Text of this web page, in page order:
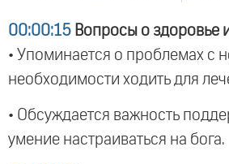
00:00:15 Вопросы о здоровье
• Упоминается о проблемах с
необходимости ходить для
• Обсуждается важность
умение настраиваться на бога.